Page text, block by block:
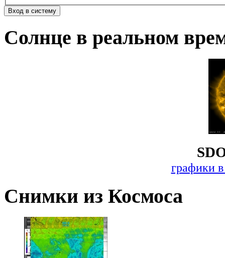
Солнце в реальном
графики
Снимки из Космоса